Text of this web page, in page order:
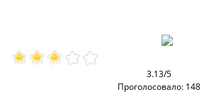
3.13/5
Проголосовало: 148